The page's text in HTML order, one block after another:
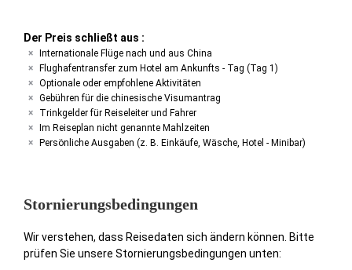
Der Preis schließt aus :
Internationale Flüge nach und aus China
Flughafentransfer zum Hotel am Ankunfts - Tag (Tag 1)
Optionale oder empfohlene Aktivitäten
Gebühren für die chinesische Visumantrag
Trinkgelder für Reiseleiter und Fahrer
Im Reiseplan nicht genannte Mahlzeiten
Persönliche Ausgaben (z. B. Einkäufe, Wäsche, Hotel - Minibar)
Stornierungsbedingungen
Wir verstehen, dass Reisedaten sich ändern können. Bitte
prüfen Sie unsere Stornierungsbedingungen unten: